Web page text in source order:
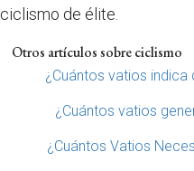
ciclismo de élite.
Otros artículos sobre ciclismo
¿Cuántos vatios
¿Cuántos vatios
¿Cuántos Vatios